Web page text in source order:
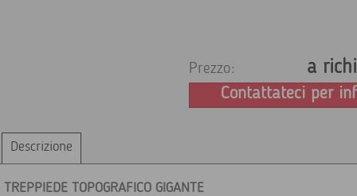
Prezzo: a
Contattateci per
Descrizione
TREPPIEDE TOPOGRAFICO GIGANTE